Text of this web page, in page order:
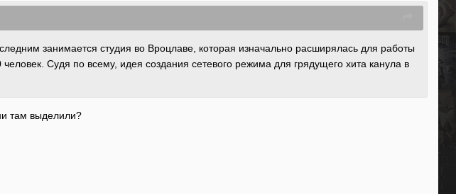
занимается студия во Вроцлаве, которая изначально расширялась для работы
Судя по всему, идея создания сетевого режима для грядущего хита канула в
там выделили?